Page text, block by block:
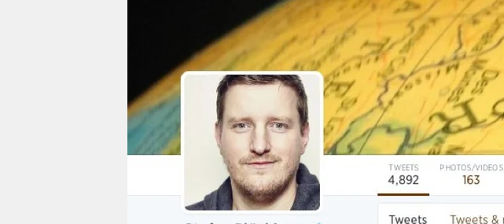
wahrheit
verlag
verlag
veranstaltungen